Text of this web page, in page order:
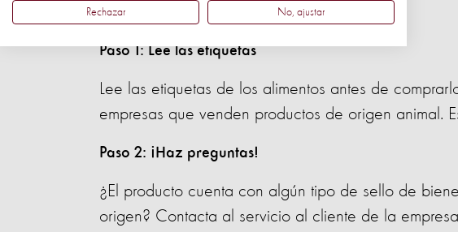
más sostenible:
Paso 1: Lee las etiquetas
Lee las etiquetas de los alimentos antes de
empresas que venden productos de origen animal.
Paso 2: ¡Haz preguntas!
¿El producto cuenta con algún tipo de sello de
origen? Contacta al servicio al cliente de la
Rechazar No, ajustar